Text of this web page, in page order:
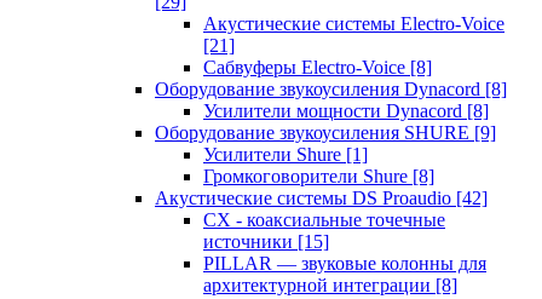
Акустические системы Electro-Voice
[21]
Сабвуферы Electro-Voice [8]
Оборудование звукоусиления Dynacord [8]
Усилители мощности Dynacord [8]
Оборудование звукоусиления SHURE [9]
Усилители Shure [1]
Громкоговорители Shure [8]
Акустические системы DS Proaudio [42]
CX - коаксиальные точечные
источники [15]
PILLAR — звуковые колонны для
архитектурной интеграции [8]